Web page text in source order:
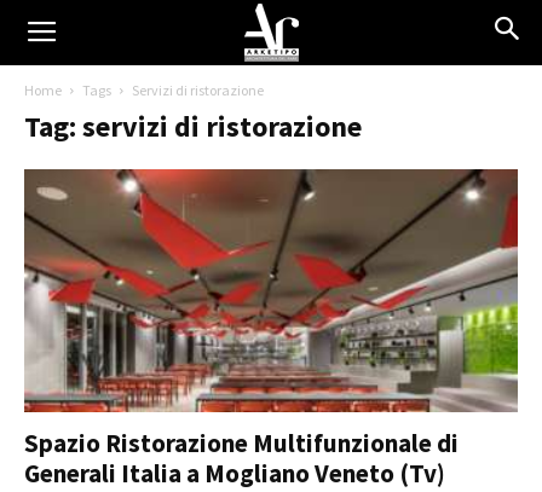
Home Tags Servizi di ristorazione
Tag: servizi di ristorazione
Spazio Ristorazione Multifunzionale di
Generali Italia a Mogliano Veneto (Tv)